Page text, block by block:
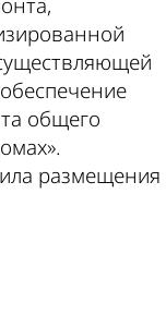
общего
размещения